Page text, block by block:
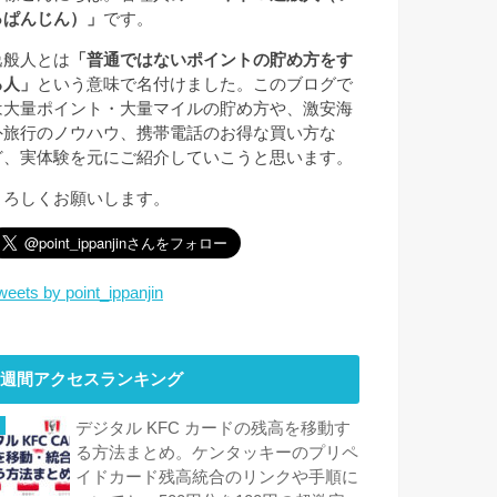
んじん）」 です。
般人とは 「普通ではないポイントの貯め方をす
」
という意味で名付けました。このブログで
大量ポイント・大量マイルの貯め方や、激安海
旅行のノウハウ、携帯電話のお得な買い方な
、実体験を元にご紹介していこうと思います。
しくお願いします。
by point_ippanjin
週間アクセスランキング
デジタル KFC カードの残高を移動す
る方法まとめ。ケンタッキーのプリペ
イドカード残高統合のリンクや手順に